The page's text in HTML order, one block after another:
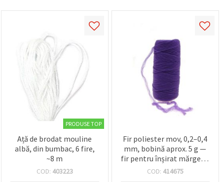
PRODUSE TOP
Ață de brodat mouline
albă, din bumbac, 6 fire,
~8 m
COD: 403223
Fir poliester mov, 0,2–0,4
mm, bobină aprox. 5 g —
fir pentru înșirat mărgele,
bijuterii handmade, țesere
COD: 414675